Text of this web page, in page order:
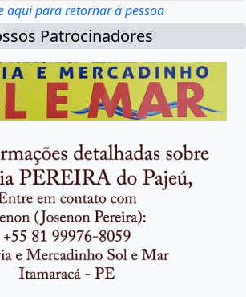
aqui para retornar à pessoa
Patrocinadores